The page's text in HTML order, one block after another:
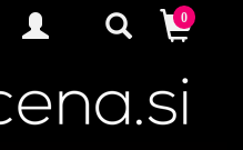
0